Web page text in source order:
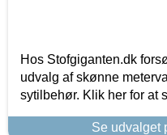
Hos Stofgiganten.dk
udvalg af skønne
sytilbehør. Klik her for at
Se udvalget